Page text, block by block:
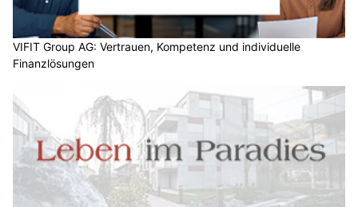
VIFIT Group AG: Vertrauen, Kompetenz und individuelle
Finanzlösungen